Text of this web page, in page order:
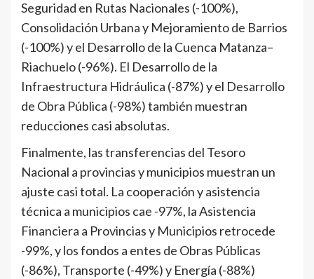
Seguridad en Rutas Nacionales (-100%),
Consolidación Urbana y Mejoramiento de Barrios
(-100%) y el Desarrollo de la Cuenca Matanza–
Riachuelo (-96%). El Desarrollo de la
Infraestructura Hidráulica (-87%) y el Desarrollo
de Obra Pública (-98%) también muestran
reducciones casi absolutas.
Finalmente, las transferencias del Tesoro
Nacional a provincias y municipios muestran un
ajuste casi total. La cooperación y asistencia
técnica a municipios cae -97%, la Asistencia
Financiera a Provincias y Municipios retrocede
-99%, y los fondos a entes de Obras Públicas
(-86%), Transporte (-49%) y Energía (-88%)